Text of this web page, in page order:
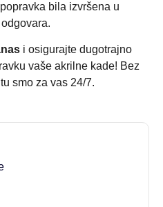
bila izvršena u
i osigurajte dugotrajno
vaše akrilne kade! Bez
smo za vas 24/7.